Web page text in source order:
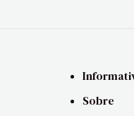
Sobre